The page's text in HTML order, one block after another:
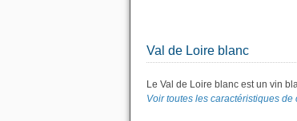
Val de Loire blanc
Le Val de Loire blanc est un vin
Voir toutes les caractéristiques de